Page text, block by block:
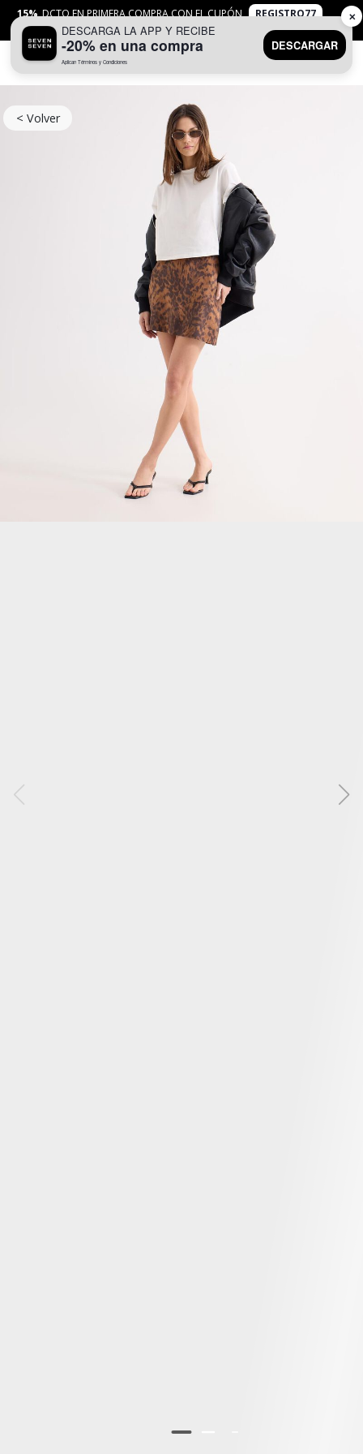
15% DCTO EN PRIMERA COMPRA CON EL CUPÓN
REGISTRO77
APLICANTYC
< Volver
DESCARGA LA APP Y RECIBE
-20% en una compra
Aplican Términos y Condiciones
DESCARGAR
✕